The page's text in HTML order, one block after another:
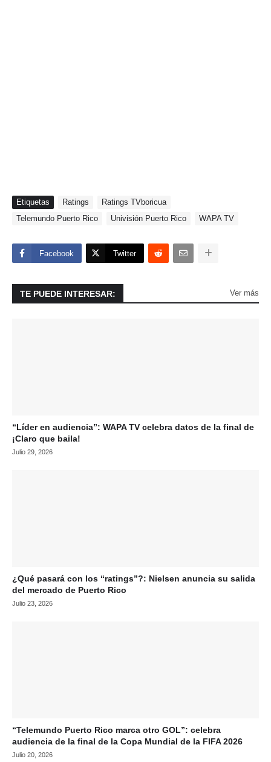
Etiquetas Ratings
Ratings TVboricua
Telemundo Puerto Rico
Univisión Puerto Rico WAPA TV
Facebook Twitter
TE PUEDE INTERESAR: Ver más
“Líder en audiencia”: WAPA TV celebra datos de la final de
¡Claro que baila!
Julio 29, 2026
¿Qué pasará con los “ratings”?: Nielsen anuncia su salida
del mercado de Puerto Rico
Julio 23, 2026
“Telemundo Puerto Rico marca otro GOL”: celebra
audiencia de la final de la Copa Mundial de la FIFA 2026
Julio 20, 2026